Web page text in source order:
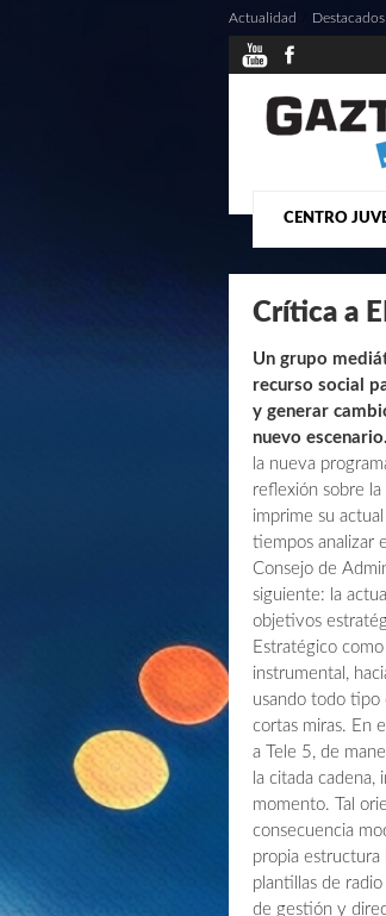
CENTRO
¿QUIENES
Actualidad Destacados
Crítica a
Un grupo
recurso social
y generar
nuevo
la nueva
reflexión sobre
imprime su
tiempos analizar
Consejo de
siguiente: la
objetivos
Estratégico
instrumental,
usando todo tipo
cortas miras. En
a Tele 5, de
la citada
momento. Tal
consecuencia
propia estructura
plantillas de
de gestión y